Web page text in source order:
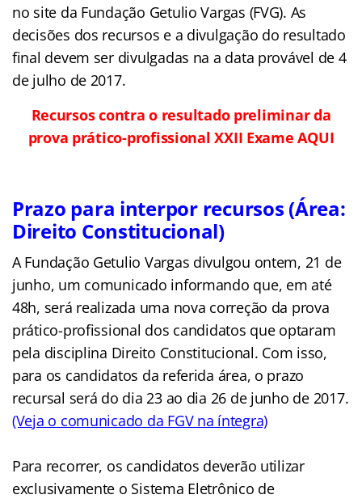
no site da Fundação Getulio Vargas (FVG). As
decisões dos recursos e a divulgação do resultado
final devem ser divulgadas na a data provável de 4
de julho de 2017.
Recursos contra o resultado preliminar da
prova prático-profissional XXII Exame AQUI
Prazo para interpor recursos (Área:
Direito Constitucional)
A Fundação Getulio Vargas divulgou ontem, 21 de
junho, um comunicado informando que, em até
48h, será realizada uma nova correção da prova
prático-profissional dos candidatos que optaram
pela disciplina Direito Constitucional. Com isso,
para os candidatos da referida área, o prazo
recursal será do dia 23 ao dia 26 de junho de 2017.
(Veja o comunicado da FGV na íntegra)
Para recorrer, os candidatos deverão utilizar
exclusivamente o Sistema Eletrônico de